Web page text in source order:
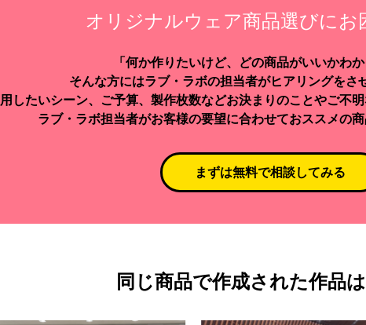
オリジナルウェア商品選びに お
「何か作りたいけど、どの商品がいいかわ
そんな方にはラブ・ラボの担当者がヒアリングをさ
したいシーン、ご予算、製作枚数などお決まりのことやご不
ラブ・ラボ担当者がお客様の要望に合わせておススメの
まずは無料で相談してみる
同じ商品で作成された作品